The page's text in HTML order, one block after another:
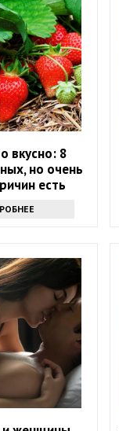
вкусно: 8
но очень
есть
можно чаще